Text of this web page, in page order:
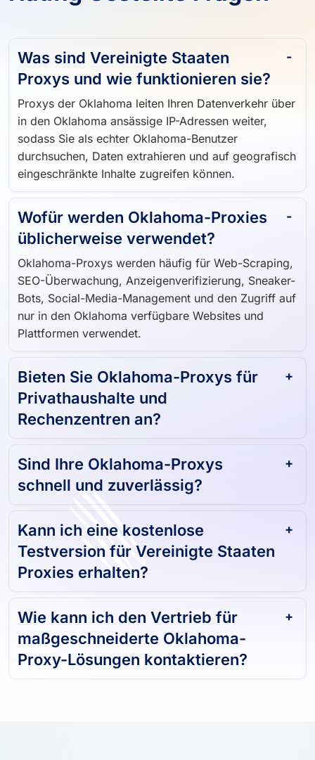
Häufig Gestellte Fragen
Was sind Vereinigte Staaten
Proxys und wie funktionieren sie?
Proxys der Oklahoma leiten Ihren Datenverkehr über
in den Oklahoma ansässige IP-Adressen weiter,
sodass Sie als echter Oklahoma-Benutzer
durchsuchen, Daten extrahieren und auf geografisch
Wofür werden Oklahoma-Proxies
üblicherweise verwendet?
Oklahoma-Proxys werden häufig für Web-Scraping,
SEO-Überwachung, Anzeigenverifizierung, Sneaker-
Bots, Social-Media-Management und den Zugriff auf
nur in den Oklahoma verfügbare Websites und
Bieten Sie Oklahoma-Proxys für
Privathaushalte und
Sind Ihre Oklahoma-Proxys
schnell und zuverlässig?
Kann ich eine kostenlose
Testversion für Vereinigte Staaten
Wie kann ich den Vertrieb für
maßgeschneiderte Oklahoma-